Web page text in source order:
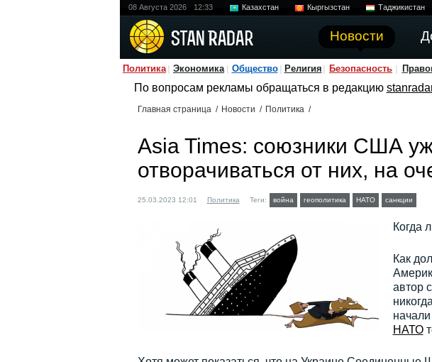
08 Августа 2026 12:33 Казахстан Кыргызстан Таджикистан
Новости
Политика Экономика Общество Религия Безопасность
По вопросам рекламы обращаться в редакцию
Главная страница / Новости / Политика /
Asia Times: союзники США
отворачиваться от них, на
25.03.2023 12:01 Политика Теги: война геополитика НАТО санкции
Когда
Как
автор
НАТО